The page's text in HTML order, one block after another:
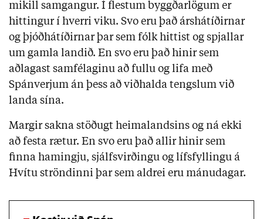
mikill samgangur. Í flestum byggðarlögum er
hittingur í hverri viku. Svo eru það árshátíðirnar
og þjóðhátíðirnar þar sem fólk hittist og spjallar
um gamla landið. En svo eru það hinir sem
aðlagast samfélaginu að fullu og lifa með
Spánverjum án þess að viðhalda tengslum við
landa sína.
Margir sakna stöðugt heimalandsins og ná ekki
að festa rætur. En svo eru það allir hinir sem
finna hamingju, sjálfsvirðingu og lífsfyllingu á
Hvítu ströndinni þar sem aldrei eru mánudagar.